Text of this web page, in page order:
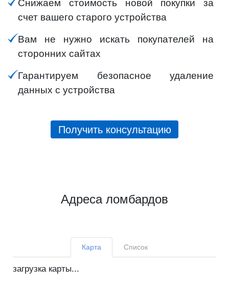
Снижаем стоимость новой покупки за
счет вашего старого устройства
Вам не нужно искать покупателей на
сторонних сайтах
Гарантируем безопасное удаление
данных с устройства
Получить консультацию
Адреса ломбардов
Карта Список
загрузка карты...